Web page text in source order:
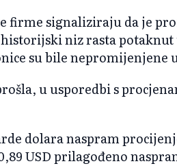
firme signaliziraju da je
niz rasta
su bile
u usporedbi s
dolara naspram
USD prilagođeno